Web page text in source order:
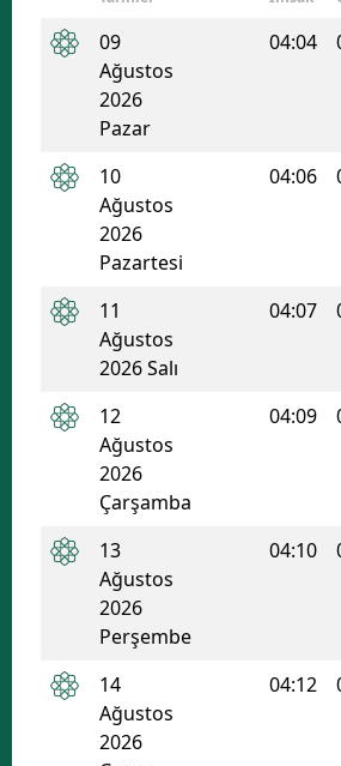
09
Ağustos
2026
Pazar
04:04
10
Ağustos
2026
Pazartesi
04:06
11
Ağustos
2026 Salı
04:07
12
Ağustos
2026
Çarşamba
04:09
13
Ağustos
2026
Perşembe
04:10
14
Ağustos
2026
04:12